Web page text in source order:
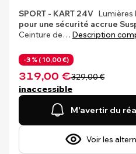
SPORT - KART 24V Lumières
pour une sécurité accrue
Ceinture de… Description
-3 % ( 10,00 €)
319,00 €329,00 €
inaccessible
M'avertir du
Voir les